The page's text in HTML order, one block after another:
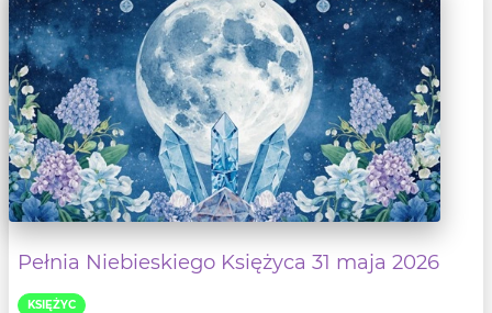
Pełnia Niebieskiego Księżyca 31 maja 2026
KSIĘŻYC